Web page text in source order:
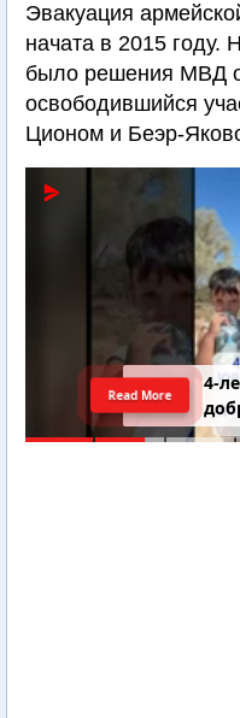
Эвакуация
начата в 2015 году.
было решения МВД
освободившийся
Ционом и Беэр-
4-
Read More